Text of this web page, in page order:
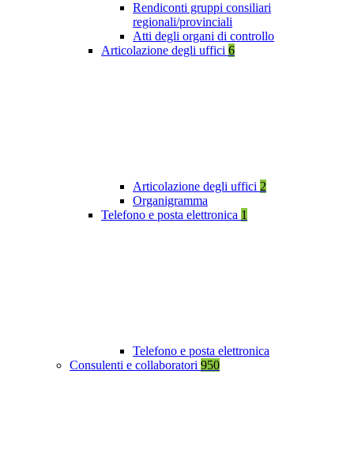
Rendiconti gruppi consiliari
regionali/provinciali
Atti degli organi di controllo
Articolazione degli uffici 6
Articolazione degli uffici 2
Organigramma
Telefono e posta elettronica 1
Telefono e posta elettronica
Consulenti e collaboratori 950